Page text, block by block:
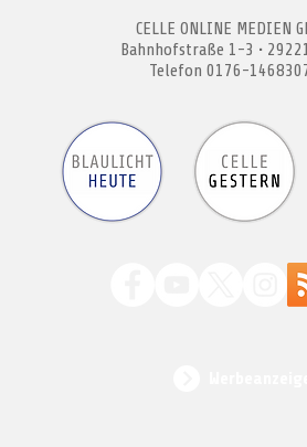
CELLE ONLINE MEDIEN
Bahnhofstraße 1-3 •
Telefon 0176-